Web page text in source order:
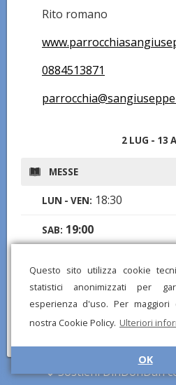
Questo sito utilizza cookie
statistici anonimizzati per
esperienza d'uso. Per maggiori
nostra Cookie Policy. Ulteriori
OK
Rito romano
0884513871
2 LUG - 13
MESSE
LUN - VEN: 18:30
SAB: 19:00
CONFESSIONI
LUN - VEN: 17:30
SAB:16:30
ROSARIO
Sostieni DinDonDan